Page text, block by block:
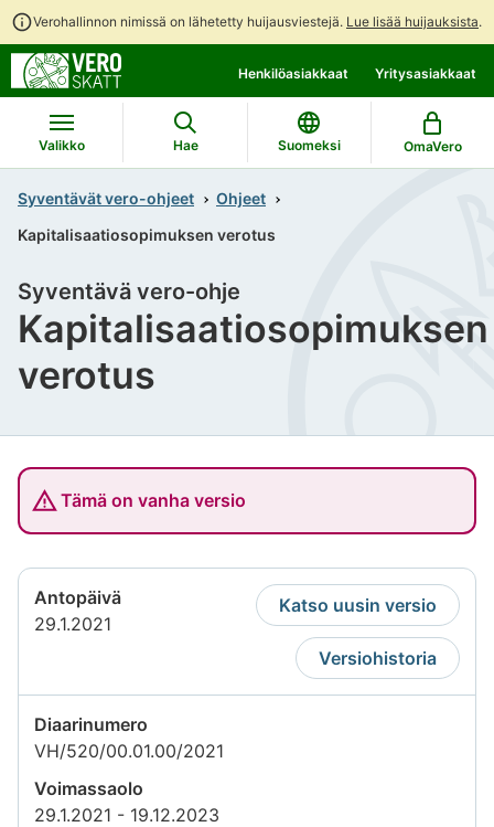
Verohallinnon nimissä on lähetetty huijausviestejä. Lue lisää huijauksista.
suoraan
sisältöön
koko
sivuston
hakuun
Henkilöasiakkaat Yritysasiakkaat
Valikko Hae Suomeksi OmaVero
Syventävät vero-ohjeet
Ohjeet
Kapitalisaatiosopimuksen verotus
Kapitalisaatiosopimuksen
verotus
Syventävä vero-ohje
Tämä on vanha versio
Antopäivä
29.1.2021
Katso uusin versio
Versiohistoria
Diaarinumero
VH/520/00.01.00/2021
Voimassaolo
29.1.2021 - 19.12.2023